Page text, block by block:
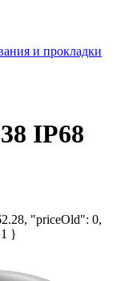
и прокладки
IP68
"priceOld": 0,
}